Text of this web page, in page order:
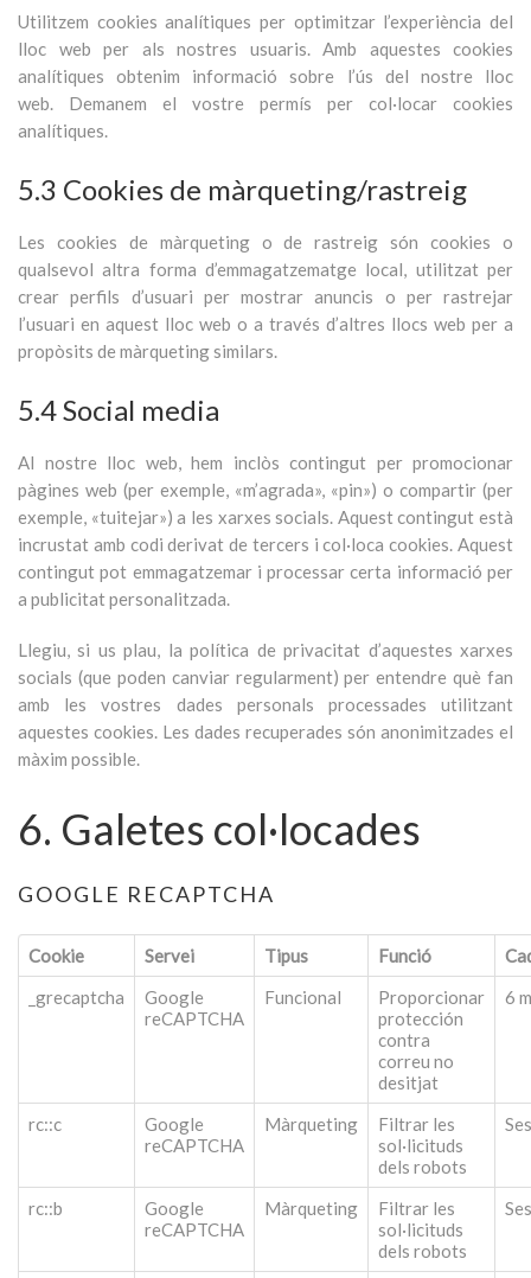
Utilitzem cookies analítiques per optimitzar l’experiència del
lloc web per als nostres usuaris. Amb aquestes cookies
analítiques obtenim informació sobre l’ús del nostre lloc
web. Demanem el vostre permís per col·locar cookies
analítiques.
5.3 Cookies de màrqueting/rastreig
Les cookies de màrqueting o de rastreig són cookies o
qualsevol altra forma d’emmagatzematge local, utilitzat per
crear perfils d’usuari per mostrar anuncis o per rastrejar
l’usuari en aquest lloc web o a través d’altres llocs web per a
propòsits de màrqueting similars.
5.4 Social media
Al nostre lloc web, hem inclòs contingut per promocionar
pàgines web (per exemple, «m’agrada», «pin») o compartir (per
exemple, «tuitejar») a les xarxes socials. Aquest contingut està
incrustat amb codi derivat de tercers i col·loca cookies. Aquest
contingut pot emmagatzemar i processar certa informació per
a publicitat personalitzada.
Llegiu, si us plau, la política de privacitat d’aquestes xarxes
socials (que poden canviar regularment) per entendre què fan
amb les vostres dades personals processades utilitzant
aquestes cookies. Les dades recuperades són anonimitzades el
màxim possible.
6. Galetes col·locades
GOOGLE RECAPTCHA
Cookie Servei Tipus Funció
_grecaptcha
Google
reCAPTCHA
Funcional
Proporcionar
protección
contra
correu no
desitjat
6
rc::c
Google
reCAPTCHA
Màrqueting
Filtrar les
sol·licituds
dels robots
rc::b
Google
reCAPTCHA
Màrqueting
Filtrar les
sol·licituds
dels robots